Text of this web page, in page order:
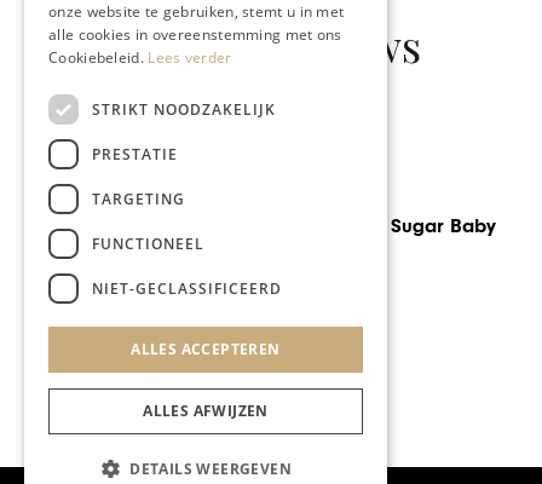
Gerelateerd nieuws
Trouwvoorbereidingen in
onze website te gebruiken, stemt u in met
alle cookies in overeenstemming met ons
Cookiebeleid. Lees verder
STRIKT NOODZAKELIJK
PRESTATIE
TARGETING
FUNCTIONEEL
NIET-GECLASSIFICEERD
ALLES ACCEPTEREN
ALLES AFWIJZEN
DETAILS WEERGEVEN